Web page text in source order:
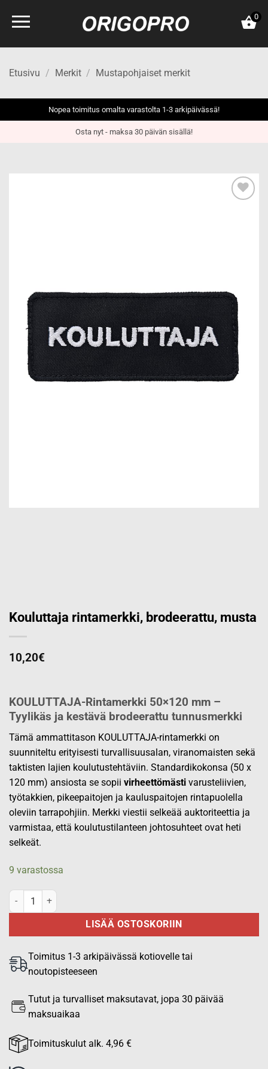
0
Etusivu / Merkit / Mustapohjaiset merkit
Nopea toimitus omalta varastolta 1-3 arkipäivässä!
Osta nyt - maksa 30 päivän sisällä!
Kouluttaja rintamerkki, brodeerattu, musta
10,20€
KOULUTTAJA-Rintamerkki 50×120 mm –
Tyylikäs ja kestävä brodeerattu tunnusmerkki
Tämä ammattitason KOULUTTAJA-rintamerkki on
suunniteltu erityisesti turvallisuusalan, viranomaisten sekä
taktisten lajien koulutustehtäviin. Standardikokonsa (50 x
120 mm) ansiosta se sopii virheettömästi varusteliivien,
työtakkien, pikeepaitojen ja kauluspaitojen rintapuolella
oleviin tarrapohjiin. Merkki viestii selkeää auktoriteettia ja
varmistaa, että koulutustilanteen johtosuhteet ovat heti
selkeät.
9 varastossa
Kouluttaja rintamerkki, brodeerattu, musta määrä
LISÄÄ OSTOSKORIIN
Toimitus 1-3 arkipäivässä kotiovelle tai
noutopisteeseen
Tutut ja turvalliset maksutavat, jopa 30 päivää
maksuaikaa
Toimituskulut alk. 4,96 €